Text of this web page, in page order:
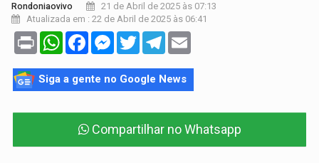
Rondoniaovivo
21 de Abril de 2025 às 07:13
Atualizada em : 22 de Abril de 2025 às 06:41
Print WhatsAppFacebookMessenger
TwitterTelegram
Siga a gente no Google News
Compartilhar no Whatsapp